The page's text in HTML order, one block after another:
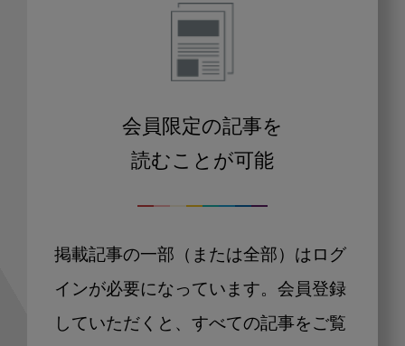
会員限定の記事を
読むことが可能
掲載記事の一部（または全部）はログ
インが必要になっています。会員登録
していただくと、すべての記事をご覧